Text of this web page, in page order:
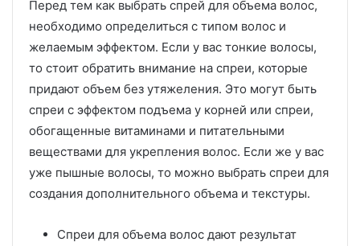
Перед тем как выбрать спрей для объема волос,
необходимо определиться с типом волос и
желаемым эффектом. Если у вас тонкие волосы,
то стоит обратить внимание на спреи, которые
придают объем без утяжеления. Это могут быть
спреи с эффектом подъема у корней или спреи,
обогащенные витаминами и питательными
веществами для укрепления волос. Если же у вас
уже пышные волосы, то можно выбрать спреи для
создания дополнительного объема и текстуры.
Спреи для объема волос дают результат